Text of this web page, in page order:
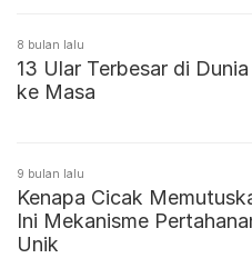
8 bulan lalu
13 Ular Terbesar di
ke Masa
9 bulan lalu
Kenapa Cicak
Ini Mekanisme
Unik